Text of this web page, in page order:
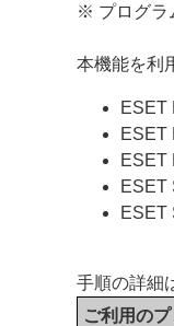
※ プログラ
本機能を利
ESET
ESET
ESET
ESET
ESET
手順の詳細
ご利用の